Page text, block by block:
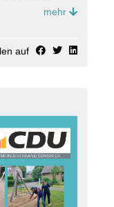
besser zu
unsere
🤝
gute Ideen
werden. 🙌
mehr
auf